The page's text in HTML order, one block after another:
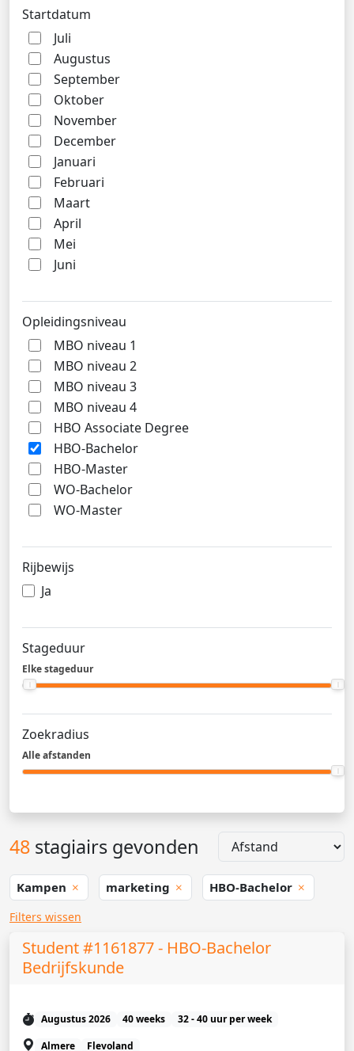
Startdatum
Juli
Augustus
September
Oktober
November
December
Januari
Februari
Maart
April
Mei
Juni
Opleidingsniveau
MBO niveau 1
MBO niveau 2
MBO niveau 3
MBO niveau 4
HBO Associate Degree
HBO-Bachelor
HBO-Master
WO-Bachelor
WO-Master
Rijbewijs
Ja
Stageduur
Elke stageduur
Zoekradius
Alle afstanden
48 stagiairs gevonden
Kampen marketing HBO-Bachelor
Filters wissen
Student #1161877 - HBO-Bachelor
Bedrijfskunde
Augustus 2026 40 weeks
32 - 40 uur per week
Almere
Flevoland